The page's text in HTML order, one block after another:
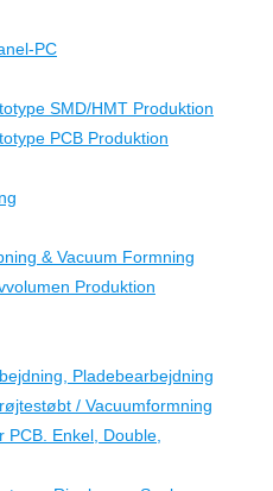
PC
SMD/HMT Produktion
PCB Produktion
& Vacuum Formning
Produktion
Pladebearbejdning
/ Vacuumformning
PCB. Enkel, Double,